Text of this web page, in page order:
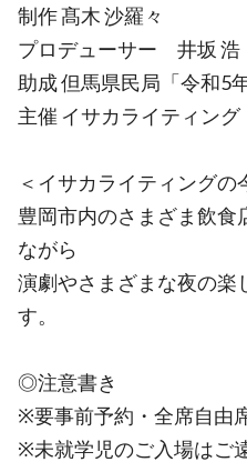
制作 髙木 沙羅々
プロデューサー 井坂 浩
助成 但馬県民局「令和5
主催 イサカライティング
＜イサカライティング
豊岡市内のさまざま飲食
ながら
演劇やさまざまな夜の楽
す。
◎注意書き
※要事前予約・全席自由
※未就学児のご入場はご